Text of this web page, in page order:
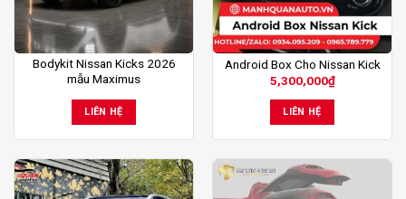
Bodykit Nissan Kicks 2026
mẫu Maximus
LIÊN HỆ
Android Box Cho Nissan Kick
5,300,000₫
LIÊN HỆ